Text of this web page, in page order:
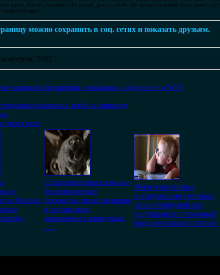
науки, бизнес, строить себе жильё, делать всё то что нужно человеку. Если денег
в бизнес.
можно сохранить в соц. сетях и показать друзьям.
: 2002
заряжать батарейки с помощью радиоволн и WiFi
реальных зомби в природе
через мозг
о
в России.
Стали понятны сложные
биохимические
процессы, происходящие
в организмах
зараженных животных.
......
Многочисленные
исследования ученных,
лишь очередной раз
подтвердили огромный
вред электромагнитного